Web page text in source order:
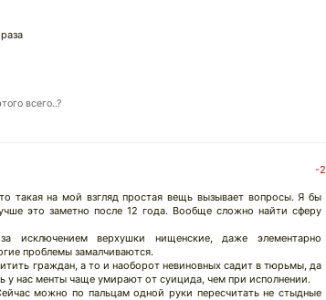
всего..?
-2
такая на мой взгляд простая вещь вызывает вопросы. Я бы
это заметно после 12 года. Вообще сложно найти сферу
исключением верхушки нищенские, даже элементарно
проблемы замалчиваются.
граждан, а то и наоборот невиновных садит в тюрьмы, да
у нас менты чаще умирают от суицида, чем при исполнении.
можно по пальцам одной руки пересчитать не стыдные